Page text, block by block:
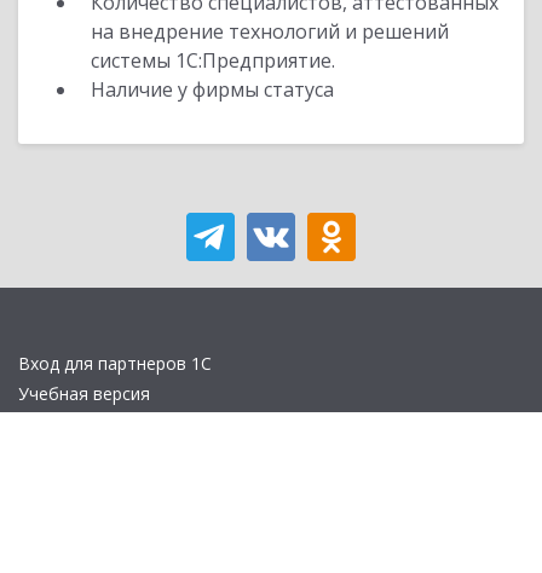
на внедрение технологий и решений
системы 1С:Предприятие.
Наличие у фирмы статуса
Вход для партнеров 1С
Учебная версия